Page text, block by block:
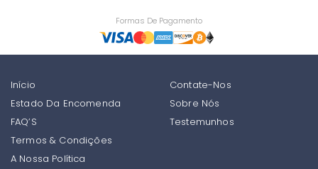
Formas De Pagamento
Início
Estado Da Encomenda
FAQ’S
Contate-Nos
Sobre Nós
Testemunhos
Termos & Condições
A Nossa Política